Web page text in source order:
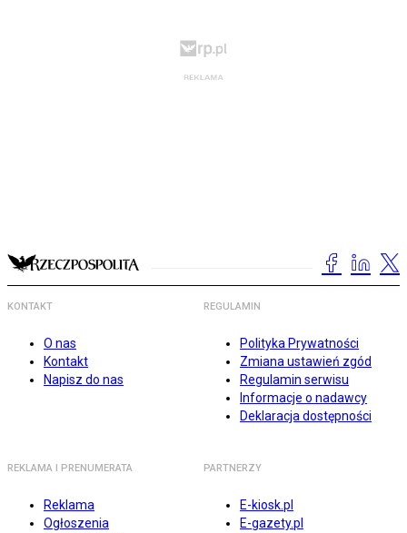
KONTAKT
O nas
Kontakt
Napisz do nas
REGULAMIN
Polityka Prywatności
Zmiana ustawień zgód
Regulamin serwisu
Informacje o nadawcy
Deklaracja dostępności
REKLAMA I PRENUMERATA
Reklama
Ogłoszenia
PARTNERZY
E-kiosk.pl
E-gazety.pl